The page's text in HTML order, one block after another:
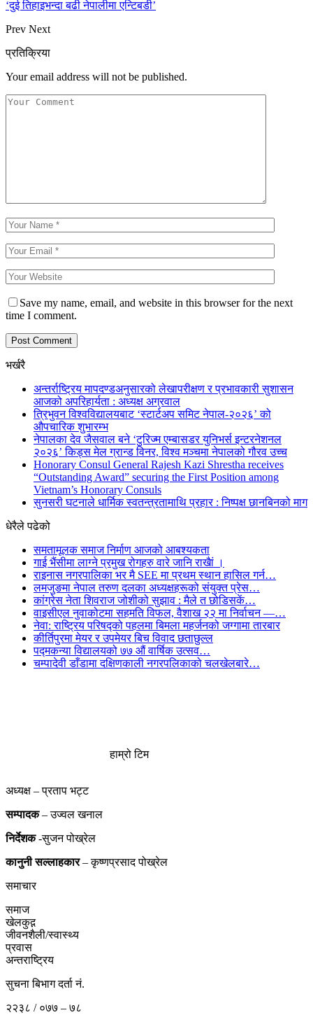
‘दुई तिहाइभन्दा बढी नेपालीमा एन्टिबडी’
Prev Next
प्रतिक्रिया
Your email address will not be published.
Save my name, email, and website in this browser for the next
time I comment.
भर्खरै
अन्तर्राष्ट्रिय मापदण्डअनुसारको लेखापरीक्षण र प्रभावकारी सुशासन
आजको अपरिहार्यता : अध्यक्ष अग्रवाल
त्रिभुवन विश्वविद्यालयबाट ‘स्टार्टअप समिट नेपाल-२०२६’ को
औपचारिक शुभारम्भ
नेपालका देव जैसवाल बने ‘टुरिज्म एम्बासडर युनिभर्स इन्टरनेशनल
२०२६’ किड्स मेल ग्रान्ड विनर, विश्व मञ्चमा नेपालको गौरव उच्च
Honorary Consul General Rajesh Kazi Shrestha receives
“Outstanding Award” securing the First Position among
Vietnam’s Honorary Consuls
सुनसरी घटनाले धार्मिक स्वतन्त्रतामाथि प्रहार : निष्पक्ष छानबिनको माग
धेरैले पढेको
समतामूलक समाज निर्माण आजको आबश्यकता
गाई भैंसीमा लाग्ने प्रमुख रोगहरु वारे जानि राखैां ।
राइनास नगरपालिका भर मै SEE मा प्रथम स्थान हासिल गर्न…
लमजुङमा नेपाल तरुण दलका अध्यक्षहरूको संयुक्त प्रेस…
कांग्रेस नेता शिवराज जोशीको सुझाव : मैले त छोडिसकें…
वाइसीएल नुवाकोटमा सहमति विफल, वैशाख २२ मा निर्वाचन —…
नेवा: राष्ट्रिय परिषद्को पहलमा बिमला महर्जनको जग्गामा तारबार
कीर्तिपुरमा मेयर र उपमेयर बिच विवाद छताछुल्ल
पद्मकन्या विद्यालयको ७७ औं ‌‌वार्षिक ‌उत्सव…
चम्पादेवी डाँडामा दक्षिणकाली नगरपलिकाको चलखेलबारे…
हाम्रो टिम
अध्यक्ष – प्रताप भट्ट
सम्पादक– उज्वल खनाल
निर्देशक-सुजन पोख्रेल
कानुनी सल्लाहकार– कृष्णप्रसाद पोख्रेल
समाचार
समाज
खेलकुद़़
जीवनशैली/स्वास्थ्य
प्रवास
अन्तराष्ट्रिय
सुचना बिभाग दर्ता नं.
२२३८ / ०७७ – ७८